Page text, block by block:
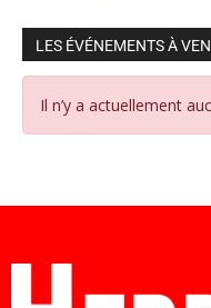
LES ÉVÉNEMENTS À
Il n’y a actuellement